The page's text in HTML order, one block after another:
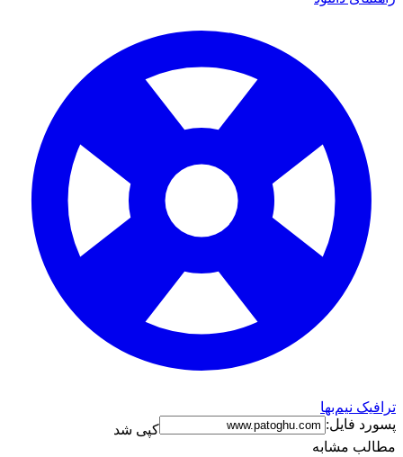
ترافیک نیم‌بها
پسورد فایل:
کپی شد
مطالب مشابه